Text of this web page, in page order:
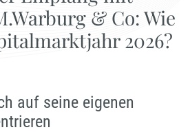
& Co: Wie
2026?
auf seine eigenen